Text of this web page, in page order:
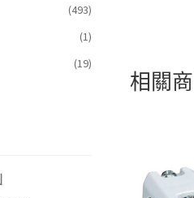
相關
(493)
(1)
(19)